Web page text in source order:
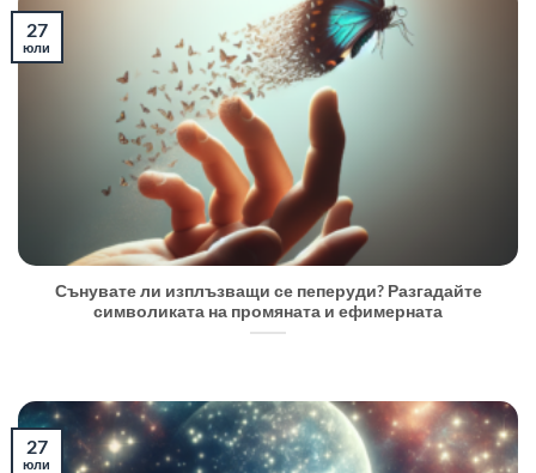
Сънувате ли изплъзващи се пеперуди? Разгадайте
символиката на промяната и ефимерната
27
юли
27
юли